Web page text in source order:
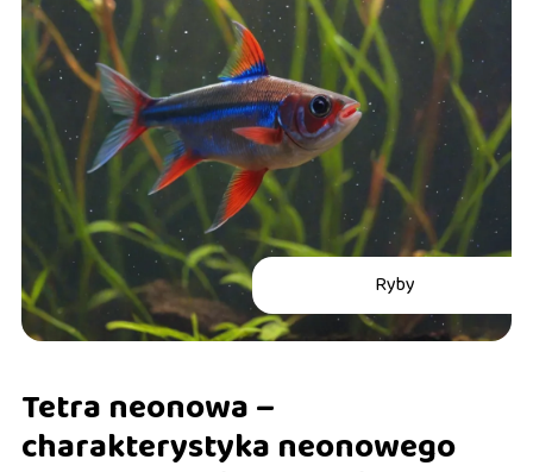
Ryby
Tetra neonowa –
charakterystyka neonowego